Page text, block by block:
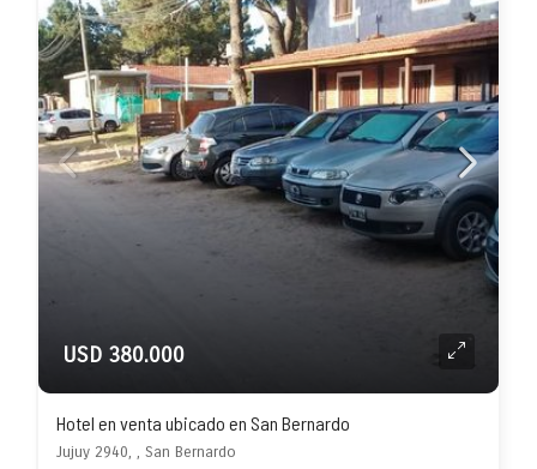
USD 380.000
Hotel en venta ubicado en San Bernardo
Jujuy 2940, , San Bernardo